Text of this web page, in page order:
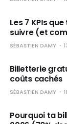
Les 7 KPIs
suivre (et
SÉBASTIEN DAMY
Billetterie
coûts cachés
SÉBASTIEN DAMY
Pourquoi ta